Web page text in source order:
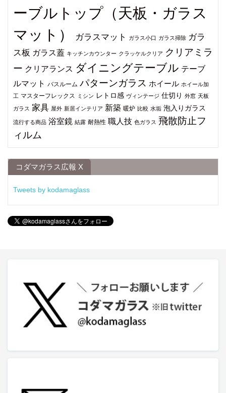
ーブルトップ（天板・ガラス
マット）
ガラスマット ガラス小口 ガラス掃除 ガラ
ス板 ガラス蓋 キッチンカウンター クラッケルクリア クリアミラ
ー クリアランス ダイニングテーブル テーブ
ルマット バスルーム パターンガラス ホイール ホイール加
工 マスターフレックス ミシン レトロ感 ヴィンテージ 仕切り 外窓 天板
ガラス 家具 屋外 新居インテリア 新築 暖炉 比較 水垢 泡入りガラス
流行する商品 浴室鏡 結露 耐熱性 職人技 色ガラス 飛散防止フ
ィルム
コダマガラス広報 X
Tweets by kodamaglass